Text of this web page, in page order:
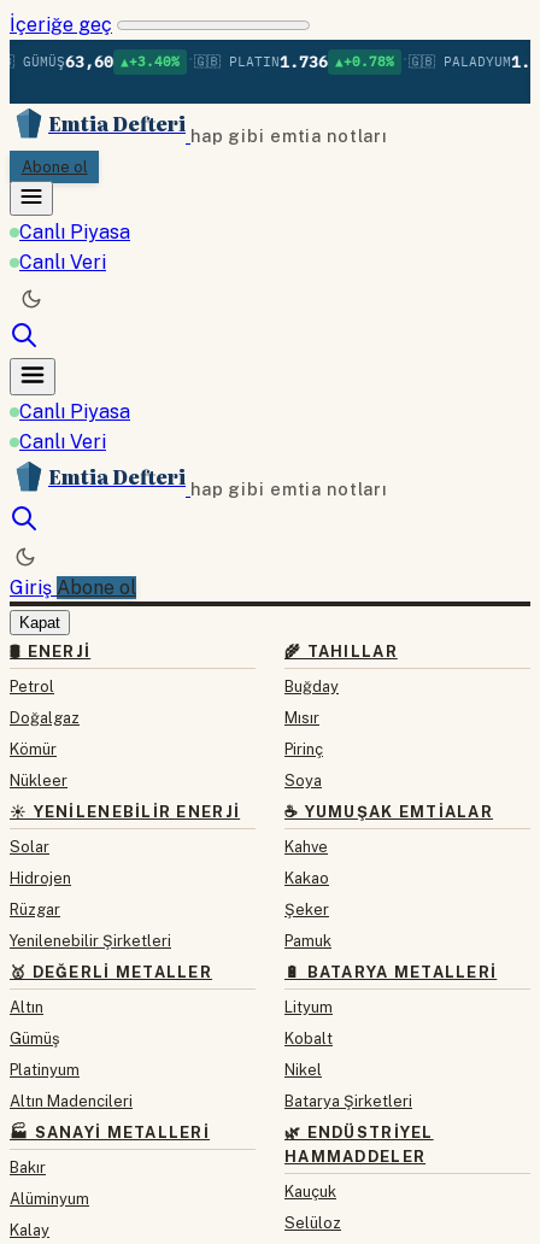
İçeriğe geç
63,60 ▲+3.40% •🇬🇧 PLATIN1.736 ▲+0.78% •🇬🇧 PALADYUM
Emtia Defteri hap gibi emtia notları
Abone ol
Canlı Piyasa
Canlı Veri
Canlı Piyasa
Canlı Veri
Emtia Defteri hap gibi emtia notları
Giriş Abone ol
Kapat
🛢 ENERJI
Petrol
Doğalgaz
Kömür
Nükleer
☀️ YENILENEBILIR ENERJI
Solar
Hidrojen
Rüzgar
Yenilenebilir Şirketleri
🥇 DEĞERLI METALLER
Altın
Gümüş
Platinyum
Altın Madencileri
🏭 SANAYI METALLERI
Bakır
Alüminyum
Kalay
🌾 TAHILLAR
Buğday
Mısır
Pirinç
Soya
☕ YUMUŞAK EMTIALAR
Kahve
Kakao
Şeker
Pamuk
🔋 BATARYA METALLERI
Lityum
Kobalt
Nikel
Batarya Şirketleri
🌿 ENDÜSTRIYEL
HAMMADDELER
Kauçuk
Selüloz